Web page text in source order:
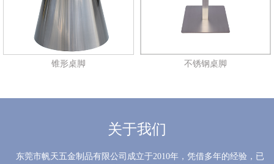
锥形桌脚 不锈钢桌脚
关于我们
东莞市帆天五金制品有限公司成立于2010年，凭借多年的经验，已